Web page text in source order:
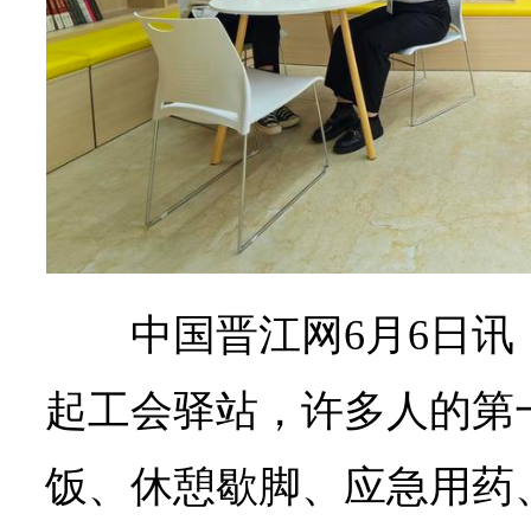
中国晋江网6月6日
起工会驿站，许多人的
饭、休憩歇脚、应急用